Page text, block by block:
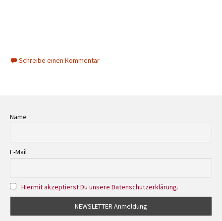
Schreibe einen Kommentar
Name
E-Mail
Hiermit akzeptierst Du unsere Datenschutzerklärung.